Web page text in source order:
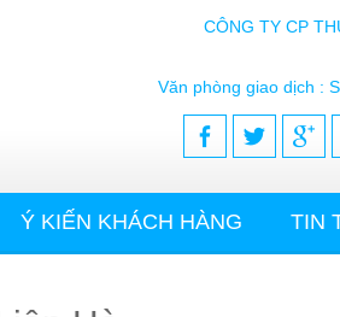
CÔNG TY CP
Văn phòng giao dịch :
Ý KIẾN KHÁCH HÀNG TIN